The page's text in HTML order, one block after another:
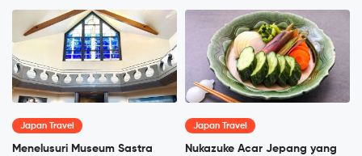
Japan Travel
Menelusuri Museum Sastra
Japan Travel
Nukazuke Acar Jepang yang